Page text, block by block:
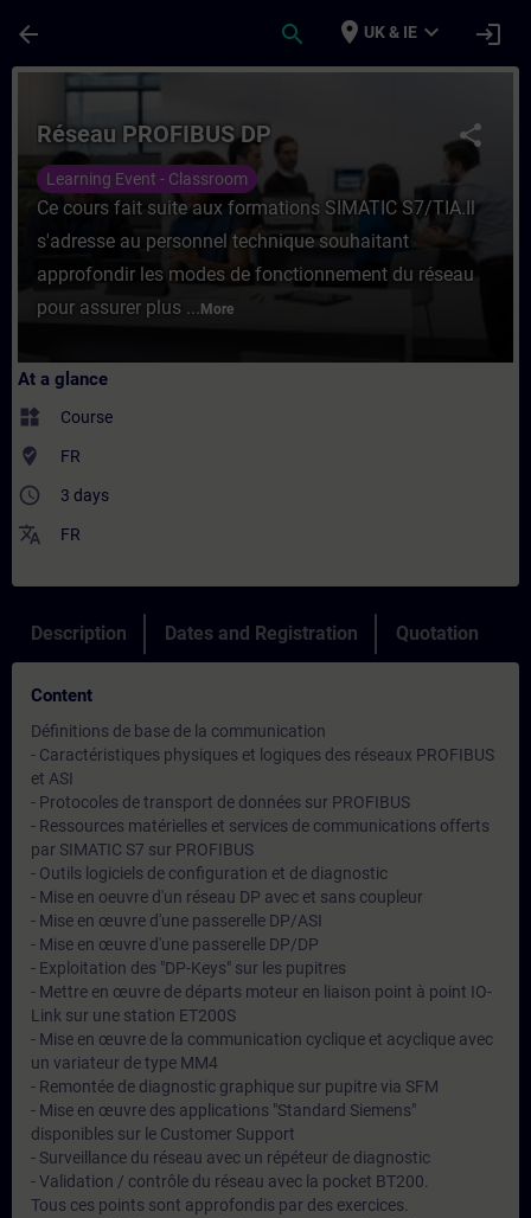
arrow_back search place UK & IE expand_more login
Course - Réseau PROFIBUS DP -
share
Réseau PROFIBUS DP
Learning Event - Classroom
Ce cours fait suite aux formations SIMATIC S7/TIA.Il
s'adresse au personnel technique souhaitant
approfondir les modes de fonctionnement du réseau
pour assurer plus ... More
At a glance
widgets Course
where_to_vote FR
access_time 3 days
translate FR
Description Dates and Registration Quotation
Content
Définitions de base de la communication
- Caractéristiques physiques et logiques des réseaux PROFIBUS
et ASI
- Protocoles de transport de données sur PROFIBUS
- Ressources matérielles et services de communications offerts
par SIMATIC S7 sur PROFIBUS
- Outils logiciels de configuration et de diagnostic
- Mise en oeuvre d'un réseau DP avec et sans coupleur
- Mise en œuvre d'une passerelle DP/ASI
- Mise en œuvre d'une passerelle DP/DP
- Exploitation des "DP-Keys" sur les pupitres
- Mettre en œuvre de départs moteur en liaison point à point IO-
Link sur une station ET200S
- Mise en œuvre de la communication cyclique et acyclique avec
un variateur de type MM4
- Remontée de diagnostic graphique sur pupitre via SFM
- Mise en œuvre des applications "Standard Siemens"
disponibles sur le Customer Support
- Surveillance du réseau avec un répéteur de diagnostic
- Validation / contrôle du réseau avec la pocket BT200.
Tous ces points sont approfondis par des exercices.